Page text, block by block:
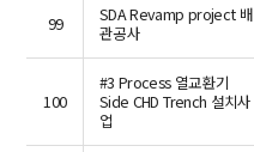
99
SDA Revamp project 배
관공사
100
#3 Process 열교환기
Side CHD Trench 설치사
업